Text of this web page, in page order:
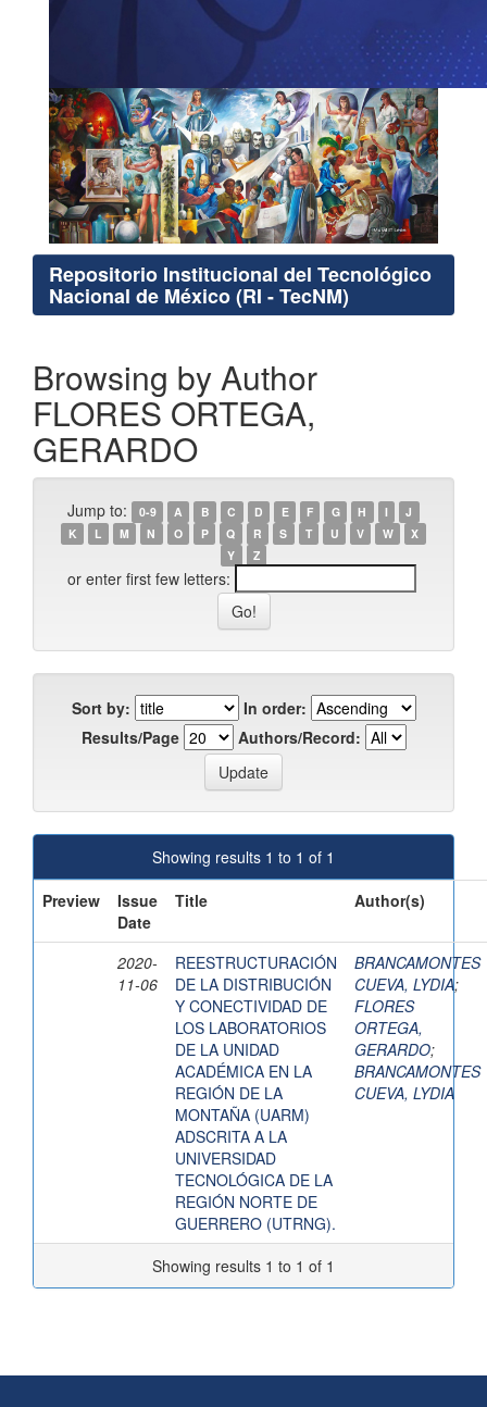
Repositorio Institucional del Tecnológico
Nacional de México (RI - TecNM)
Browsing by Author
FLORES ORTEGA,
GERARDO
Jump to: 0-9 A B C D E F G H I
J
K
L M N O P Q R S T U V W
X
Y
Z
or enter first few letters:
Sort by:
In order:
Results/Page
Authors/Record:
Showing results 1 to 1 of 1
Preview
Issue
Date
Title Author(s)
2020-
11-06
REESTRUCTURACIÓN
DE LA DISTRIBUCIÓN
Y CONECTIVIDAD DE
LOS LABORATORIOS
DE LA UNIDAD
ACADÉMICA EN LA
REGIÓN DE LA
MONTAÑA (UARM)
ADSCRITA A LA
UNIVERSIDAD
TECNOLÓGICA DE LA
REGIÓN NORTE DE
GUERRERO (UTRNG).
BRANCAMONTES
CUEVA, LYDIA;
FLORES
ORTEGA,
GERARDO;
BRANCAMONTES
CUEVA, LYDIA
Showing results 1 to 1 of 1